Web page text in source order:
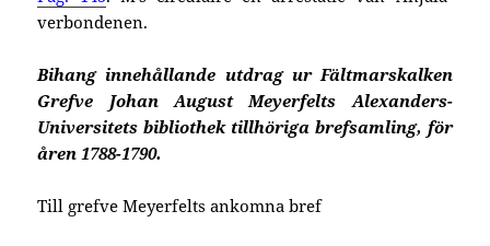
verbondenen.
Bihang innehållande utdrag ur Fältmarskalken
Grefve Johan August Meyerfelts Alexanders-
Universitets bibliothek tillhöriga brefsamling, för
åren 1788-1790.
Till grefve Meyerfelts ankomna bref